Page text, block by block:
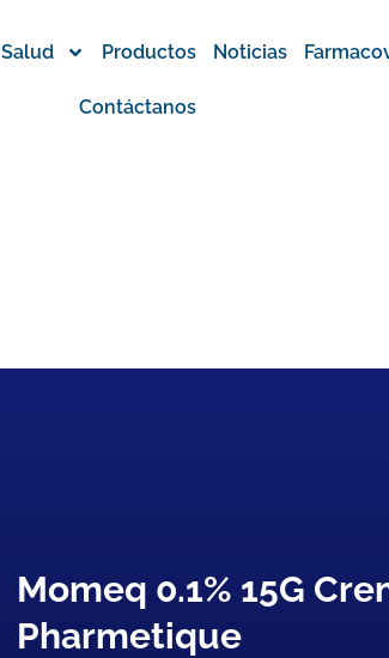
Salud Productos Noticias
Contáctanos
Momeq 0.1% 15G
Pharmetique